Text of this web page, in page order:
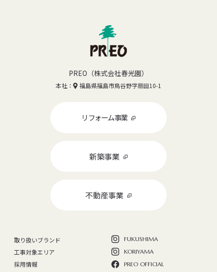
でお問い合わせ
0120-462-883
10:00~18:00 水曜定休
PREO（株式会社春光園）
本社： 福島県福島市鳥谷野字扇田10-1
リフォーム事業
新築事業
不動産事業
取り扱いブランド
工事対象エリア
採用情報
FUKUSHIMA
KORIYAMA
PREO OFFICIAL